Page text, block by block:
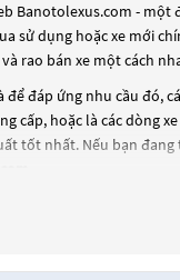
Banotolexus.com - một
sử dụng hoặc xe mới
rao bán xe một cách
đáp ứng nhu cầu đó,
cấp, hoặc là các dòng
tốt nhất. Nếu bạn đang